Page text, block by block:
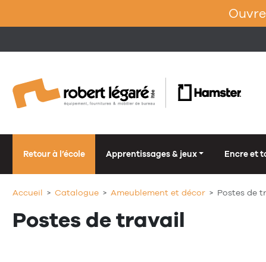
Retour à l’école Apprentissages & jeux Encre et
Accueil Catalogue Ameublement et décor Postes de
Postes de travail